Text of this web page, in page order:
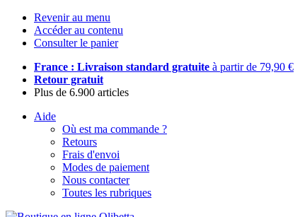
Revenir au menu
Accéder au contenu
Consulter le panier
France : Livraison standard gratuite à partir de 79,90 €
Retour gratuit
Plus de 6.900 articles
Aide
Où est ma commande ?
Retours
Frais d'envoi
Modes de paiement
Nous contacter
Toutes les rubriques